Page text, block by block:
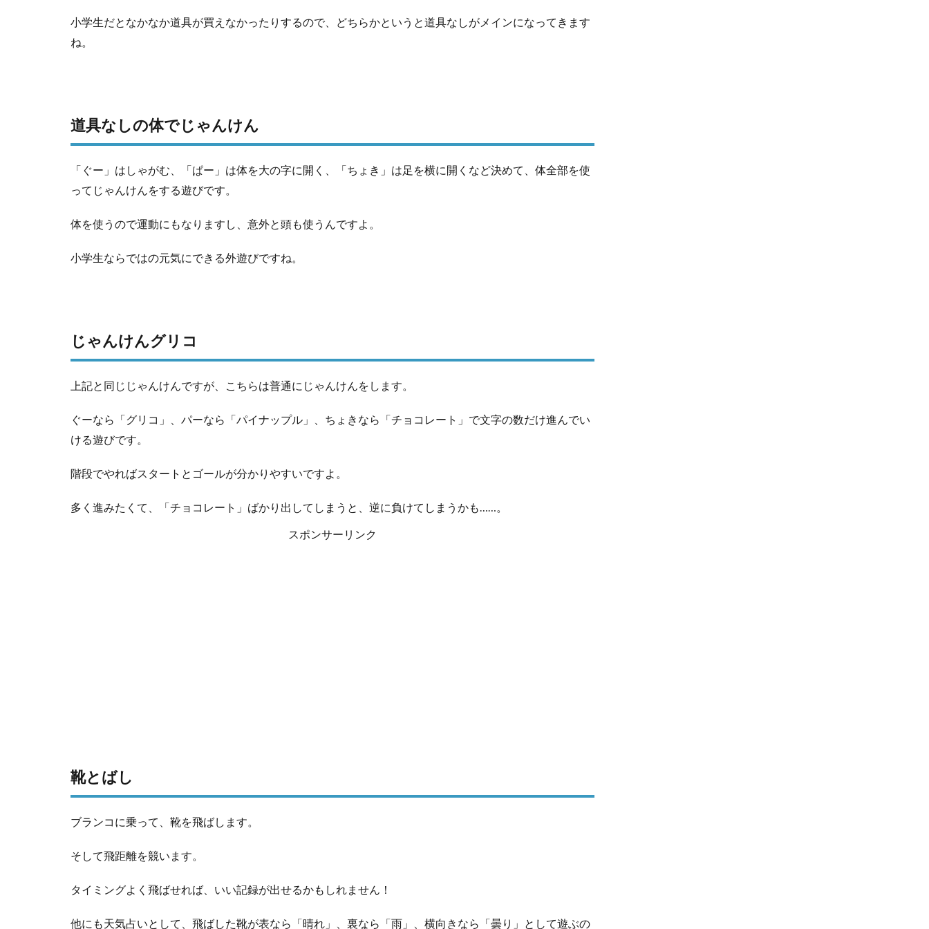
小学生だとなかなか道具が買えなかったりするので、どちらかというと道具なしがメインになってきます
ね。
道具なしの体でじゃんけん
「ぐー」はしゃがむ、「ぱー」は体を大の字に開く、「ちょき」は足を横に開くなど決めて、体全部を使
ってじゃんけんをする遊びです。
体を使うので運動にもなりますし、意外と頭も使うんですよ。
小学生ならではの元気にできる外遊びですね。
じゃんけんグリコ
上記と同じじゃんけんですが、こちらは普通にじゃんけんをします。
ぐーなら「グリコ」、パーなら「パイナップル」、ちょきなら「チョコレート」で文字の数だけ進んでい
ける遊びです。
階段でやればスタートとゴールが分かりやすいですよ。
多く進みたくて、「チョコレート」ばかり出してしまうと、逆に負けてしまうかも……。
スポンサーリンク
靴とばし
ブランコに乗って、靴を飛ばします。
そして飛距離を競います。
タイミングよく飛ばせれば、いい記録が出せるかもしれません！
他にも天気占いとして、飛ばした靴が表なら「晴れ」、裏なら「雨」、横向きなら「曇り」として遊ぶの